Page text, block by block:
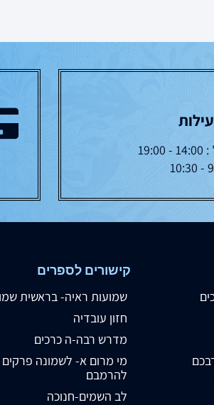
קישורים לספרים
שמועות ראיה- בראשית
חזון עובדיה
מדרש רבה-ה כרכים
מי מרום א- לשמונה פרקים
להרמבם
לב השמים-חנוכה